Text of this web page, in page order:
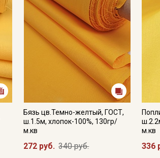
Бязь цв.Темно-желтый, ГОСТ,
ш.1.5м, хлопок-100%, 130гр/
м.кв
272 руб. 340 руб.
м.кв
336